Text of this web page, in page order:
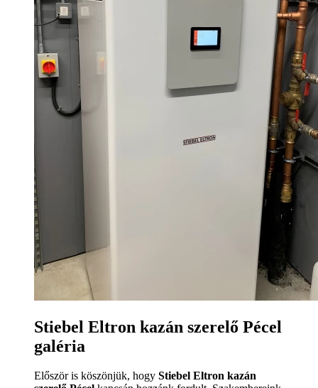
Stiebel Eltron kazán szerelő Pécel
galéria
Először is köszönjük, hogy Stiebel Eltron kazán